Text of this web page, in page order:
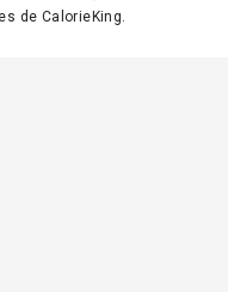
de CalorieKing.